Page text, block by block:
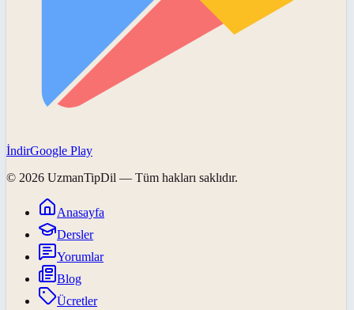
İndirGoogle Play
© 2026 UzmanTipDil — Tüm hakları saklıdır.
Anasayfa
Dersler
Yorumlar
Blog
Ücretler